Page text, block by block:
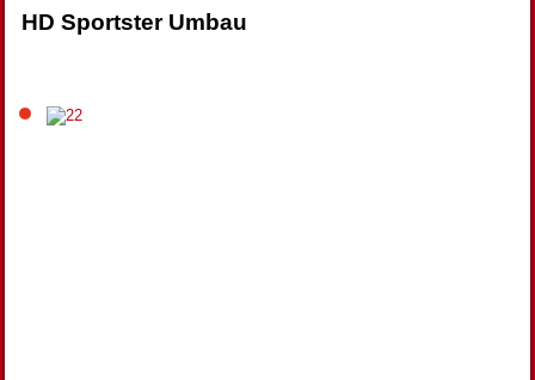
HD Sportster Umbau